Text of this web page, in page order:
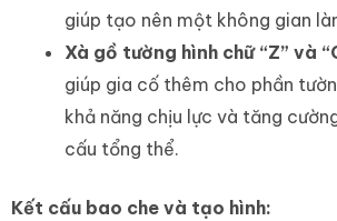
giúp tạo nên một không gian
Xà gồ tường hình chữ “Z” và
giúp gia cố thêm cho phần
khả năng chịu lực và tăng
cấu tổng thể.
Kết cấu bao che và tạo hình: